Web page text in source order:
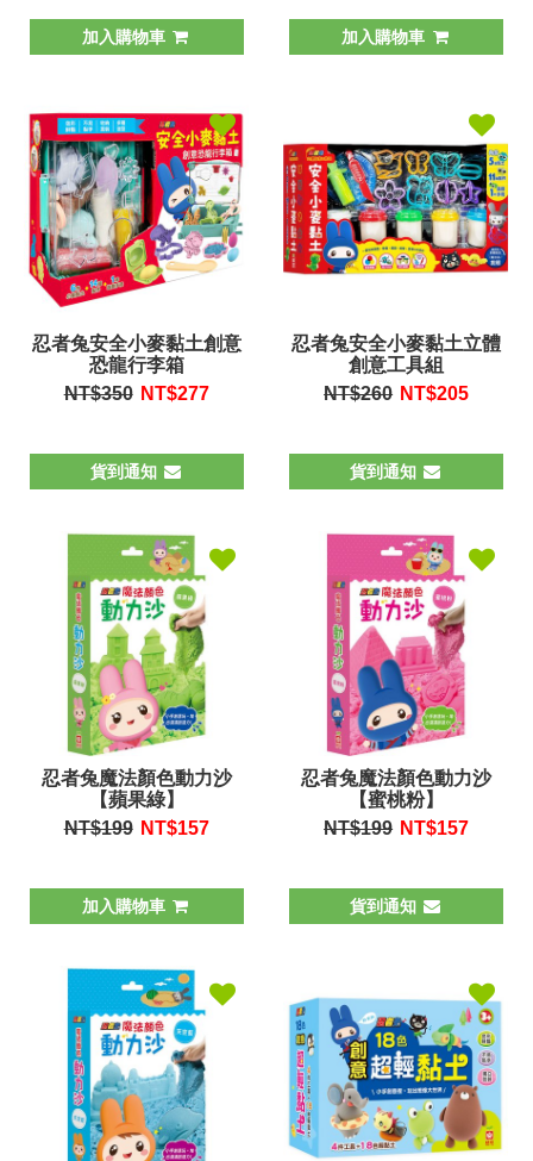
加入購物車 加入購物車
忍者兔安全小麥黏土創意
恐龍行李箱
NT$350 NT$277
貨到通知
忍者兔安全小麥黏土立體
創意工具組
NT$260 NT$205
貨到通知
忍者兔魔法顏色動力沙
【蘋果綠】
NT$199 NT$157
加入購物車
忍者兔魔法顏色動力沙
【蜜桃粉】
NT$199 NT$157
貨到通知